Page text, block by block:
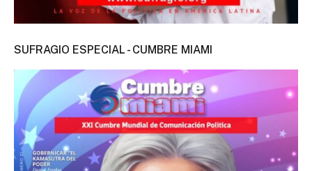
SUFRAGIO ESPECIAL - CUMBRE MIAMI